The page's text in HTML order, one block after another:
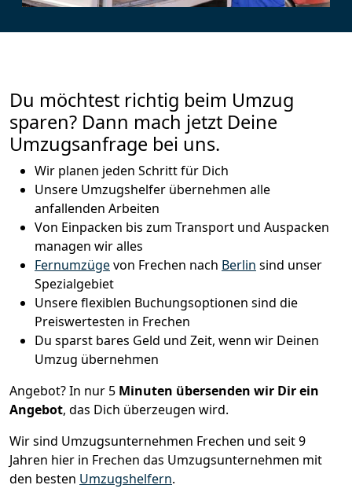
Du möchtest richtig beim Umzug
sparen? Dann mach jetzt Deine
Umzugsanfrage bei uns.
Wir planen jeden Schritt für Dich
Unsere Umzugshelfer übernehmen alle
anfallenden Arbeiten
Von Einpacken bis zum Transport und Auspacken
managen wir alles
Fernumzügevon Frechen nach Berlin sind unser
Spezialgebiet
Unsere flexiblen Buchungsoptionen sind die
Preiswertesten in Frechen
Du sparst bares Geld und Zeit, wenn wir Deinen
Umzug übernehmen
Angebot? In nur 5 Minuten übersenden wir Dir ein
Angebot, das Dich überzeugen wird.
Wir sind Umzugsunternehmen Frechen und seit 9
Jahren hier in Frechen das Umzugsunternehmen mit
den besten Umzugshelfern.